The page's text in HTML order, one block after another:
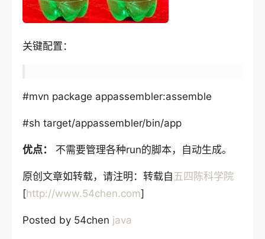
关键配置：
#mvn package appassembler:assemble
#sh target/appassembler/bin/app
优点： 不需要管理各种run的脚本，自动生成。
原创文章如转载，请注明：转载自 五四陈科学院
[http://www.54chen.com]
Posted by 54chen java